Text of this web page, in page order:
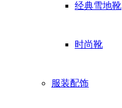
经典雪地靴
时尚靴
服装配饰